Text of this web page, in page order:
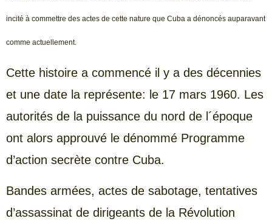
incité à commettre des actes de cette nature que Cuba a dénoncés auparavant
comme actuellement.
Cette histoire a commencé il y a des décennies
et une date la représente: le 17 mars 1960. Les
autorités de la puissance du nord de l´époque
ont alors approuvé le dénommé Programme
d’action secrète contre Cuba.
Bandes armées, actes de sabotage, tentatives
d’assassinat de dirigeants de la Révolution